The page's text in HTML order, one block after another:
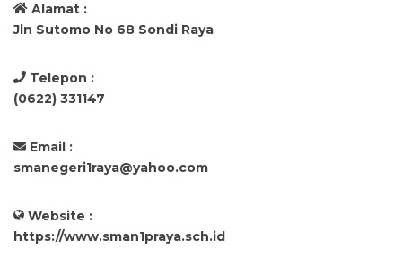
Alamat :
Jln Sutomo No 68 Sondi Raya
Telepon :
(0622) 331147
Email :
smanegeri1raya@yahoo.com
Website :
https://www.sman1praya.sch.id